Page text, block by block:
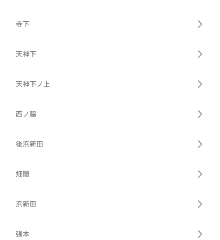
寺下
天神下
天神下ノ上
西ノ脇
後浜新田
畑間
浜新田
張本